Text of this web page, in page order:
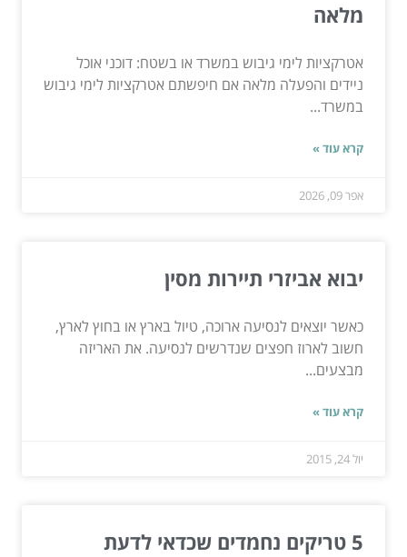
מלאה
אטרקציות לימי גיבוש במשרד או בשטח: דוכני אוכל
ניידים והפעלה מלאה אם חיפשתם אטרקציות לימי גיבוש
במשרד...
קרא עוד »
אפר 09, 2026
יבוא אביזרי תיירות מסין
כאשר יוצאים לנסיעה ארוכה, טיול בארץ או בחוץ לארץ,
חשוב לארוז חפצים שנדרשים לנסיעה. את האריזה
מבצעים...
קרא עוד »
יול 24, 2015
5 טריקים נחמדים שכדאי לדעת